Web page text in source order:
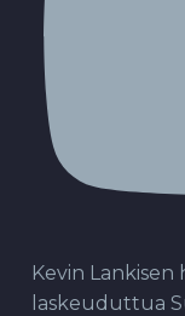
Kevin
laskeuduttua